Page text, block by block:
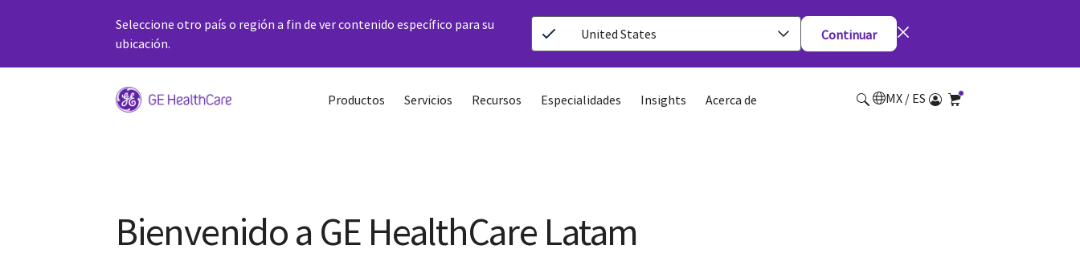
Seleccione otro país o región a fin de ver contenido específico para su
ubicación.
United States Continuar
Productos Servicios Recursos Especialidades Insights Acerca de MX / ES
Bienvenido a GE HealthCare Latam